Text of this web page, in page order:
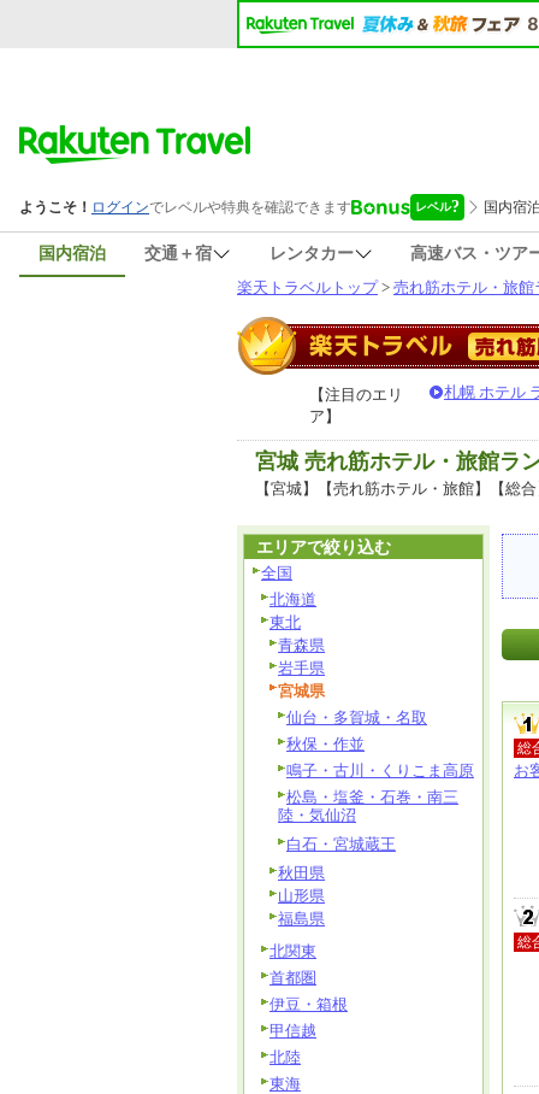
国内宿泊 交通＋宿 レンタカー
高速バス・ツア
楽天トラベルトップ> 売れ筋ホテル・旅館
【注目のエリ
ア】
札幌 ホテル
宮城 売れ筋ホテル・旅館ラ
【宮城】【売れ筋ホテル・旅館】【総
総
お
総
エリアで絞り込む
全国
北海道
東北
青森県
岩手県
宮城県
仙台・多賀城・名取
秋保・作並
鳴子・古川・くりこま高原
松島・塩釜・石巻・南三
陸・気仙沼
白石・宮城蔵王
秋田県
山形県
福島県
北関東
首都圏
伊豆・箱根
甲信越
北陸
東海